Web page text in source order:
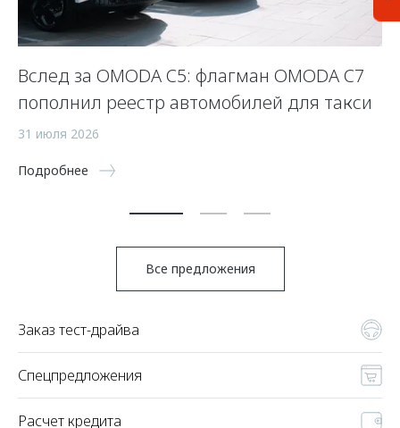
Вслед за OMODA C5: флагман OMODA C7
пополнил реестр автомобилей для такси
31 июля 2026
Подробнее
Все предложения
Заказ тест-драйва
Спецпредложения
Расчет кредита